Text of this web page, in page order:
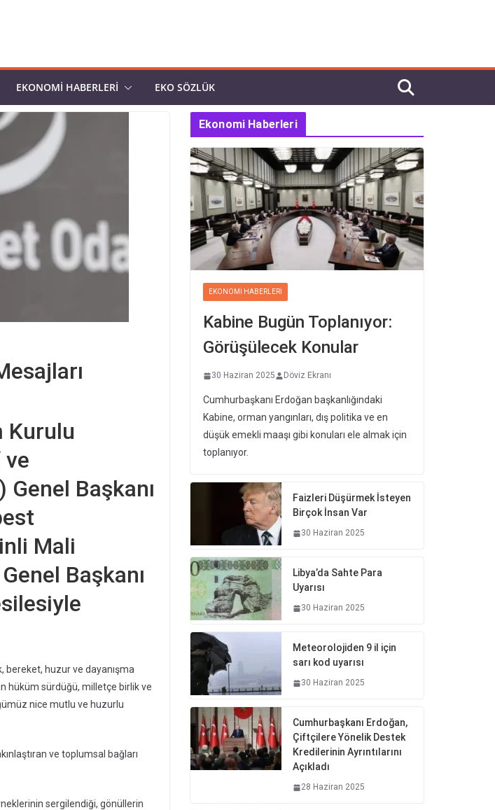
EKONOMI HABERLERI EKO SÖZLÜK
Kurulu
ve
Başkanı
Mali
Başkanı
bereket, huzur ve dayanışma
hüküm sürdüğü, milletçe birlik ve
nice mutlu ve huzurlu
ve toplumsal bağları
sergilendiği, gönüllerin
Ekonomi Haberleri
EKONOMI HABERLERI
Kabine Bugün Toplanıyor:
Görüşülecek Konular
30 Haziran 2025 Döviz Ekranı
Cumhurbaşkanı Erdoğan başkanlığındaki
Kabine, orman yangınları, dış politika ve en
düşük emekli maaşı gibi konuları ele almak için
toplanıyor.
Faizleri Düşürmek İsteyen
Birçok İnsan Var
30 Haziran 2025
Libya’da Sahte Para
Uyarısı
30 Haziran 2025
Meteorolojiden 9 il için
sarı kod uyarısı
30 Haziran 2025
Cumhurbaşkanı Erdoğan,
Çiftçilere Yönelik Destek
Kredilerinin Ayrıntılarını
Açıkladı
28 Haziran 2025